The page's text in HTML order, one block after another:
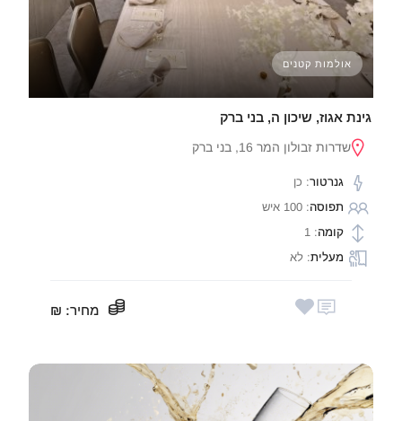
אולמות קטנים
גינת אגוז, שיכון ה, בני ברק
שדרות זבולון המר 16, בני ברק
גנרטור: כן
תפוסה: 100 איש
קומה: 1
מעלית: לא
מחיר: ₪